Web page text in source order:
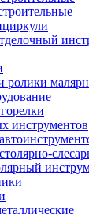
ролики
инструментов